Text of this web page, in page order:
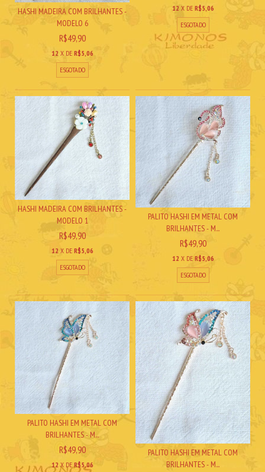
HASHI MADEIRA COM BRILHANTES -
MODELO 6
R$49,90
12 X DE R$5,06
ESGOTADO
12 X DE R$5,06
ESGOTADO
HASHI MADEIRA COM BRILHANTES -
MODELO 1
R$49,90
12 X DE R$5,06
ESGOTADO
PALITO HASHI EM METAL COM
BRILHANTES - M...
R$49,90
12 X DE R$5,06
ESGOTADO
PALITO HASHI EM METAL COM
BRILHANTES - M...
R$49,90
12 X DER$5,06
PALITO HASHI EM METAL COM
BRILHANTES - M...